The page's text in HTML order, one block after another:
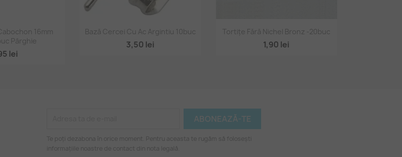
rapidă
16mm
Pârghie
lei
Vizualizare rapidă
Bază Cercei Cu Ac Argintiu 10buc
3,50 lei
Vizualizare rapidă
Tortițe Fără Nichel Bronz -20buc
1,90 lei
Te poți dezabona în orice moment. Pentru aceasta te rugăm să folosești
informațiile noastre de contact din nota legală.